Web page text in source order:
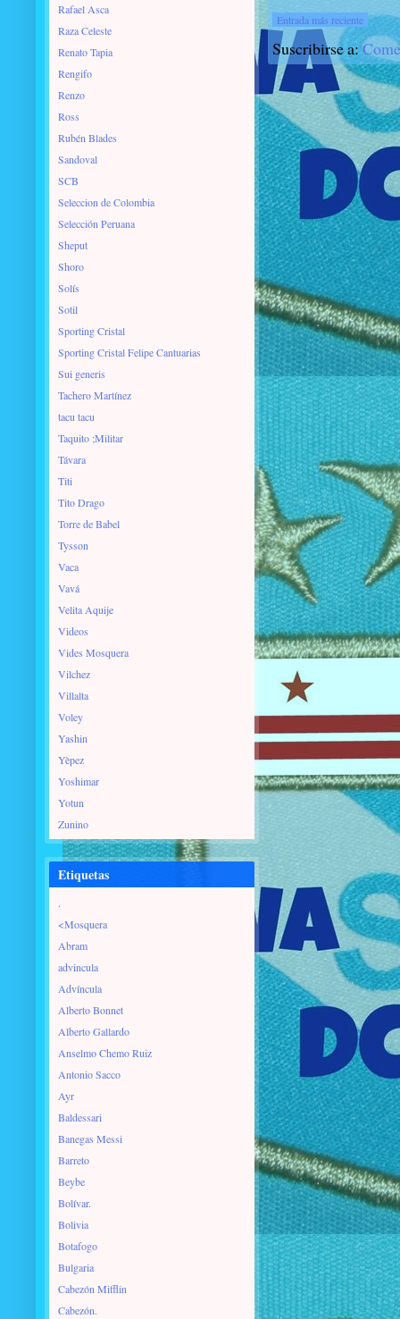
Entrada más reciente
Suscribirse a:
Rafael Asca
Raza Celeste
Renato Tapia
Rengifo
Renzo
Ross
Rubén Blades
Sandoval
SCB
Seleccion de Colombia
Selección Peruana
Sheput
Shoro
Solís
Sotil
Sporting Cristal
Sporting Cristal Felipe Cantuarias
Sui generis
Tachero Martínez
tacu tacu
Taquito ;Militar
Távara
Titi
Tito Drago
Torre de Babel
Tysson
Vaca
Vavá
Velita Aquije
Videos
Vides Mosquera
Vilchez
Villalta
Voley
Yashin
Yèpez
Yoshimar
Yotun
Zunino
Etiquetas
.
<Mosquera
Abram
advincula
Advíncula
Alberto Bonnet
Alberto Gallardo
Anselmo Chemo Ruiz
Antonio Sacco
Ayr
Baldessari
Banegas Messi
Barreto
Beybe
Bolívar.
Bolivia
Botafogo
Bulgaria
Cabezón Mifflin
Cabezón.